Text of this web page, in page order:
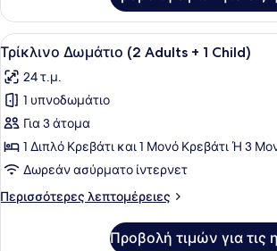
Δωμάτιο
(2
adults)
Προβολή
όλων
των
φωτογραφιών
για
Τρίκλινο
Δωμάτιο
(2
Adults
Ένα
13
Τρίκλινο Δωμάτιο (2 Adults + 1 Child)
24 τ.μ.
1 υπνοδωμάτιο
Για 3 άτομα
1 Διπλό Κρεβάτι και 1 Μονό Κρεβάτι Ή 3
Δωρεάν ασύρματο ίντερνετ
Περισσότερες λεπτομέρειες
Περισσότερες
Προβολή τιμών για τις